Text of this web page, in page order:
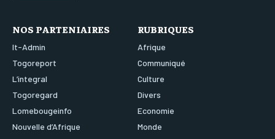
NOS PARTENIAIRES
It-Admin
Togoreport
L’integral
Togoregard
Lomebougeinfo
Nouvelle d’Afrique
RUBRIQUES
Afrique
Communiqué
Culture
Divers
Economie
Monde